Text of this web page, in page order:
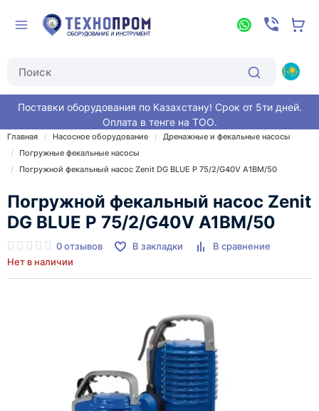
Поставки оборудования по Казахстану! Срок от 5ти дней.
Оплата в тенге на ТОО.
Главная Насосное оборудование
Дренажные и фекальные насосы
Погружные фекальные насосы
Погружной фекальный насос Zenit DG BLUE P 75/2/G40V A1BM/50
Погружной фекальный насос Zenit
DG BLUE P 75/2/G40V A1BM/50
0 отзывов В закладки
В сравнение
Нет в наличии